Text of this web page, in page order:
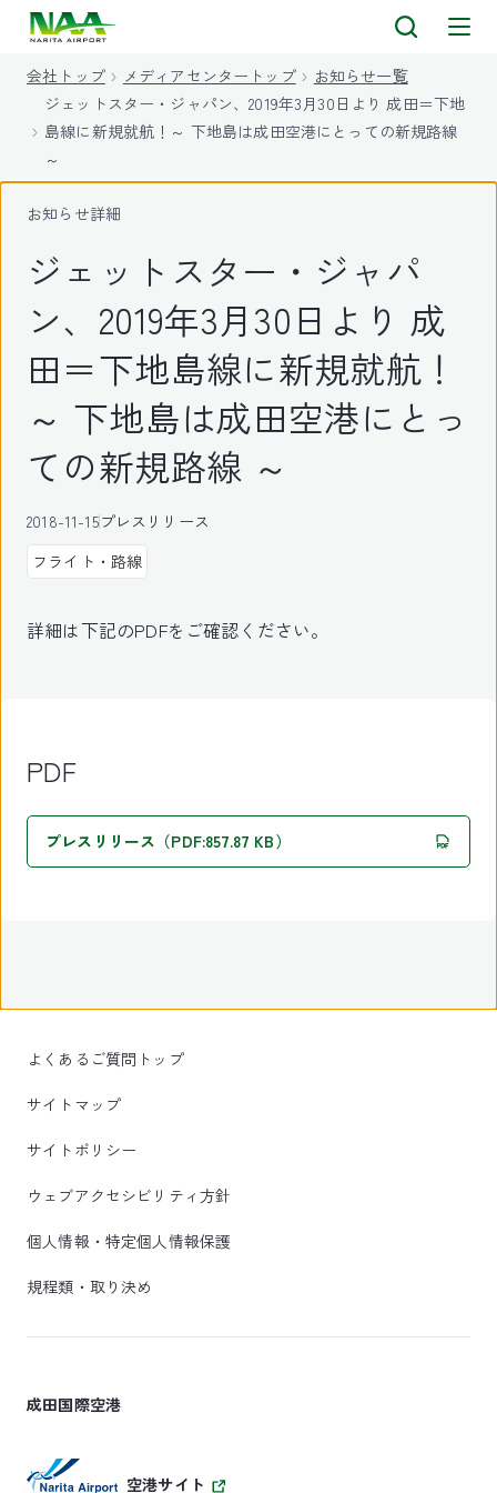
会社トップ メディアセンタートップ
お知らせ一覧
ジェットスター・ジャパン、2019年3月30日より 成田＝下地
島線に新規就航！～ 下地島は成田空港にとっての新規路線
～
お知らせ詳細
ジェットスター・ジャパ
ン、2019年3月30日より 成
田＝下地島線に新規就航！
～ 下地島は成田空港にとっ
ての新規路線 ～
2018-11-15プレスリリース
フライト・路線
詳細は下記のPDFをご確認ください。
PDF
プレスリリース（PDF:857.87 KB）
よくあるご質問トップ
サイトマップ
サイトポリシー
ウェブアクセシビリティ方針
個人情報・特定個人情報保護
規程類・取り決め
成田国際空港
空港サイト